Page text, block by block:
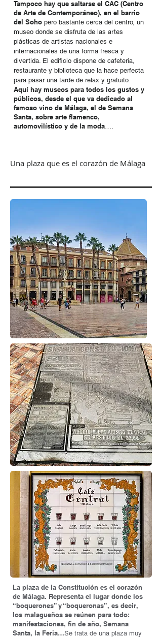
Tampoco hay que saltarse el CAC (Centro
de Arte de Contemporáneo), en el barrio
del Soho pero bastante cerca del centro, un
museo donde se disfruta de las artes
plásticas de artistas nacionales e
internacionales de una forma fresca y
divertida. El edificio dispone de cafetería,
restaurante y biblioteca que la hace perfecta
para pasar una tarde de relax y gratuito.
Aquí hay museos para todos los gustos y
públicos, desde el que va dedicado al
famoso vino de Málaga, el de Semana
Santa, sobre arte flamenco,
automovilístico y de la moda….
Una plaza que es el corazón de Málaga
La plaza de la Constitución es el corazón
de Málaga. Representa el lugar donde los
“boquerones” y “boqueronas”, es decir,
los malagueños se reúnen para todo:
manifestaciones, fin de año, Semana
Santa, la Feria…Se trata de una plaza muy